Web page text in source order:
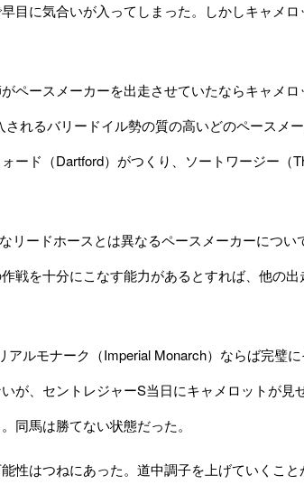
に気合いが入ってしまった。しかしキャメロ
ペースメーカーを出走させていたならキャメロ
れるバリードイル勢の質の高いどのペースメ
ード（Dartford）がつくり、ソートワージー（
ードホースとは異なるペースメーカーについ
戦を十分にこなす能力があるとすれば、他の
ルモナーク（Imperial Monarch）ならば完璧
が、セントレジャーS当日にキャメロットが見
同馬は勝てない状態だった。
はつねにあった。道中調子を上げていくこと